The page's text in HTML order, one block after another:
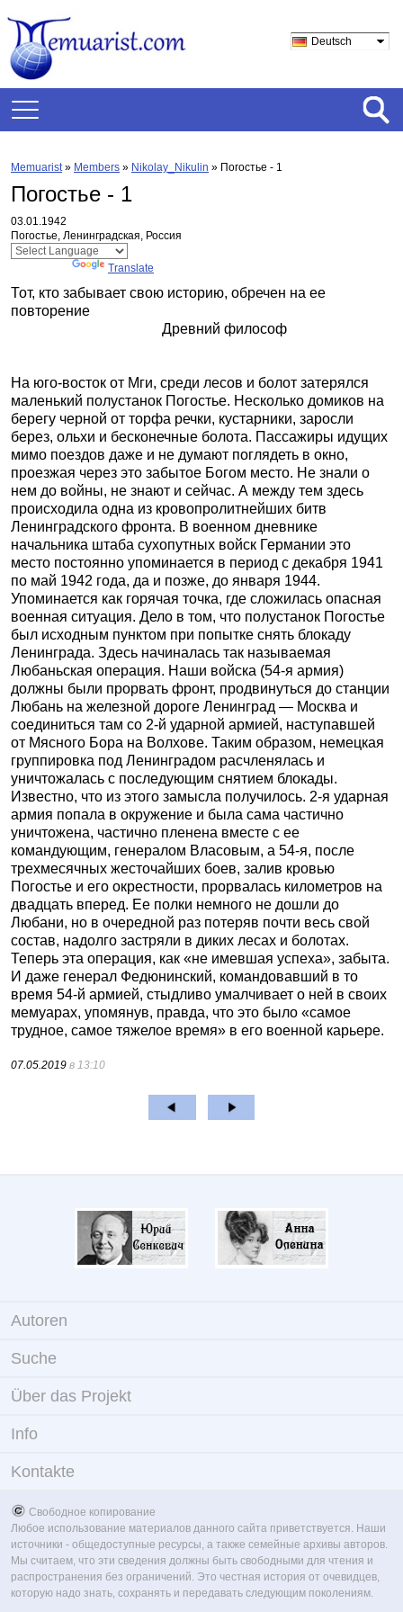
Deutsch
Memuarist» Members » Nikolay_Nikulin » Погостье - 1
Погостье - 1
03.01.1942
Погостье, Ленинградская, Россия
Translate
Тот, кто забывает свою историю, обречен на ее
повторение
Древний философ
На юго-восток от Мги, среди лесов и болот затерялся
маленький полустанок Погостье. Несколько домиков на
берегу черной от торфа речки, кустарники, заросли
берез, ольхи и бесконечные болота. Пассажиры идущих
мимо поездов даже и не думают поглядеть в окно,
проезжая через это забытое Богом место. Не знали о
нем до войны, не знают и сейчас. А между тем здесь
происходила одна из кровопролитнейших битв
Ленинградского фронта. В военном дневнике
начальника штаба сухопутных войск Германии это
место постоянно упоминается в период с декабря 1941
по май 1942 года, да и позже, до января 1944.
Упоминается как горячая точка, где сложилась опасная
военная ситуация. Дело в том, что полустанок Погостье
был исходным пунктом при попытке снять блокаду
Ленинграда. Здесь начиналась так называемая
Любаньская операция. Наши войска (54-я армия)
должны были прорвать фронт, продвинуться до станции
Любань на железной дороге Ленинград — Москва и
соединиться там со 2-й ударной армией, наступавшей
от Мясного Бора на Волхове. Таким образом, немецкая
группировка под Ленинградом расчленялась и
уничтожалась с последующим снятием блокады.
Известно, что из этого замысла получилось. 2-я ударная
армия попала в окружение и была сама частично
уничтожена, частично пленена вместе с ее
командующим, генералом Власовым, а 54-я, после
трехмесячных жесточайших боев, залив кровью
Погостье и его окрестности, прорвалась километров на
двадцать вперед. Ее полки немного не дошли до
Любани, но в очередной раз потеряв почти весь свой
состав, надолго застряли в диких лесах и болотах.
Теперь эта операция, как «не имевшая успеха», забыта.
И даже генерал Федюнинский, командовавший в то
время 54-й армией, стыдливо умалчивает о ней в своих
мемуарах, упомянув, правда, что это было «самое
трудное, самое тяжелое время» в его военной карьере.
07.05.2019 в 13:10
Autoren
Suche
Über das Projekt
Info
Kontakte
Свободное копирование
Любое использование материалов данного сайта приветствуется. Наши
источники - общедоступные ресурсы, а также семейные архивы авторов.
Мы считаем, что эти сведения должны быть свободными для чтения и
распространения без ограничений. Это честная история от очевидцев,
которую надо знать, сохранять и передавать следующим поколениям.